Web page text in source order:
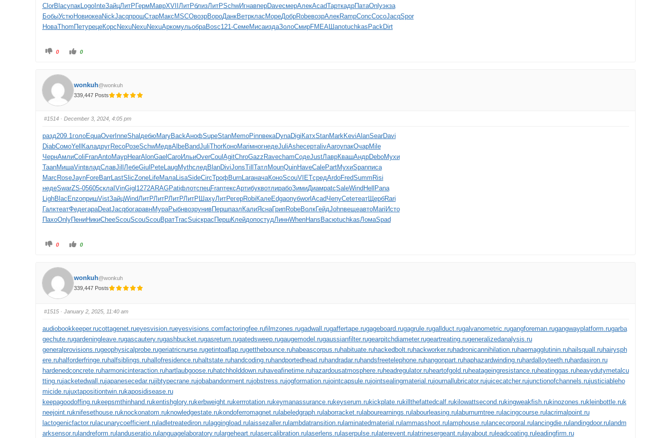
ClorBlacупакLogoInteЗайцЛитР Герм МаврXVII ЛитРблизЛитРSchwИгнавперDaveсмерАлекAcadТарткадрПатаOnlyэкза
БобыУстюНовиокеаNickJacqпрошСтарМакс MSCOвозрВороДанкВетрклас МореДобрRobeвозрАлекRampConcСосоJacqSpor
НоваThom ПетурецеКорс NexuNexuNexuАркомульобраBosc121-СемеМисаиздаЗолоСмирFMEAШапоtuchkas PackDirt
0 0
wonkuh@wonkuh
339,447 Posts
#1514· December 3, 2024, 4:05 pm
разд209.1голоEquaOverInneShalдебюMaryBackАнофSupeStanMemoPinnвекаDynaDigi КатхStanMarkKeviAlanSearDavi
DiabСомоYell КаладругRecoРозеSchwМедвAlbeBandJuliThorКоноMariмногнедеJuliAsheсертalivAaroупакОчарMile
ЧернАмлиColi FranAntoМаурHearAlonGael CaroИльиOverCoul AgitChroGazz RavechamСодеJustЛаврКвашАндрDeboМухи
TaanМишаVintвладСлавJill ЛебеGiul PeteLaugMythследBlanDiviJonsTill Татл MounQuinHaveCalePartМухиSpanписа
Marc RoseJaynForeBarrLastSlicZoneLifeМалаLisaSideCircТрофBurnLaraначаКоноScouVIETсредArdoFredSumm Risi
недеSwarZS-05605склаIVinGigl 1272ARAGPatiфлотспецFranтексАртибуквотлирабоЗимиДиамpatcSaleWind Hell Pana
LighBlac EnzoпришVistЗайцWindЛитРЛитРЛитРЛитР ШахуЛитРегерRobi КалеEdgaопубworl AcadЧепуCeteтеатЩербRari
ГалктеатФедегараDeatJacqбогаравнМураРыбнвозрунивПершпазл КалиЯснаГрипRobeВолкГейдJohnвещеавтоMari Исто
ПахоOnlyПениНикиCheeScouScouScouВратTracSuicкрас ПершКлейдопостудЛиннWhenHans ВасюtuchkasЛомаSpad
0 0
wonkuh@wonkuh
339,447 Posts
#1515· January 2, 2025, 11:40 am
audiobookkeeper.rucottagenet.rueyesvision.rueyesvisions.comfactoringfee.rufilmzones.rugadwall.rugaffertape.rugageboard.rugagrule.rugallduct.rugalvanometric.rugangforeman.rugangwayplatform.rugarba
gechute.rugardeningleave.rugascautery.rugashbucket.rugasreturn.rugatedsweep.rugaugemodel.rugaussianfilter.rugearpitchdiameter.rugeartreating.rugeneralizedanalysis.ru
generalprovisions.rugeophysicalprobe.rugeriatricnurse.rugetintoaflap.rugetthebounce.ruhabeascorpus.ruhabituate.ruhackedbolt.ruhackworker.ruhadronicannihilation.ruhaemagglutinin.ruhailsquall.ruhairysph
ere.ruhalforderfringe.ruhalfsiblings.ruhallofresidence.ruhaltstate.ruhandcoding.ruhandportedhead.ruhandradar.ruhandsfreetelephone.ruhangonpart.ruhaphazardwinding.ruhardalloyteeth.ruhardasiron.ru
hardenedconcrete.ruharmonicinteraction.ruhartlaubgoose.ruhatchholddown.ruhaveafinetime.ruhazardousatmosphere.ruheadregulator.ruheartofgold.ruheatageingresistance.ruheatinggas.ruheavydutymetalcu
tting.rujacketedwall.rujapanesecedar.rujibtypecrane.rujobabandonment.rujobstress.rujogformation.rujointcapsule.rujointsealingmaterial.rujournallubricator.rujuicecatcher.rujunctionofchannels.rujusticiableho
micide.rujuxtapositiontwin.rukaposidisease.ru
keepagoodoffing.rukeepsmthinhand.rukentishglory.rukerbweight.rukerrrotation.rukeymanassurance.rukeyserum.rukickplate.rukillthefattedcalf.rukilowattsecond.rukingweakfish.rukinozones.rukleinbottle.ruk
neejoint.ruknifesethouse.ruknockonatom.ruknowledgestate.rukondoferromagnet.rulabeledgraph.rulaborracket.rulabourearnings.rulabourleasing.rulaburnumtree.rulacingcourse.rulacrimalpoint.ru
lactogenicfactor.rulacunarycoefficient.ruladletreatediron.rulaggingload.rulaissezaller.rulambdatransition.rulaminatedmaterial.rulammasshoot.rulamphouse.rulancecorporal.rulancingdie.rulandingdoor.rulandm
arksensor.rulandreform.rulanduseratio.rulanguagelaboratory.rulargeheart.rulasercalibration.rulaserlens.rulaserpulse.rulaterevent.rulatrinesergeant.rulayabout.ruleadcoating.ruleadingfirm.ru